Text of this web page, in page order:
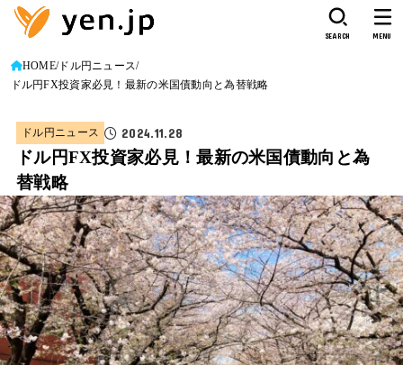
SEARCH MENU
HOME ドル円ニュース
ドル円FX投資家必見！最新の米国債動向と為替戦略
ドル円ニュース 2024.11.28
ドル円FX投資家必見！最新の米国債動向と為
替戦略